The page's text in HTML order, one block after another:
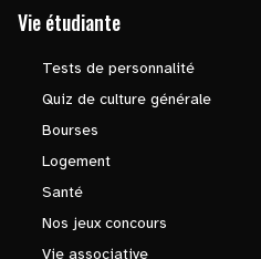
Vie étudiante
Tests de personnalité
Quiz de culture générale
Bourses
Logement
Santé
Nos jeux concours
Vie associative